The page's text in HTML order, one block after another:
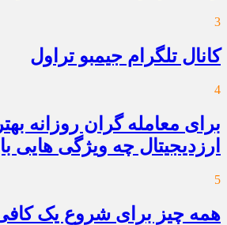
3
کانال تلگرام جیمبو تراول
4
برای معامله گران روزانه
ارزدیجیتال چه ویژگی هایی
5
همه چیز برای شروع یک